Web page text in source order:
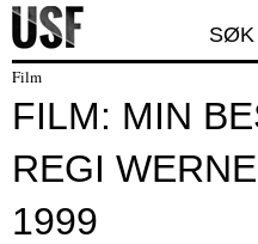
SØK
Film
FILM: MIN
REGI
1999